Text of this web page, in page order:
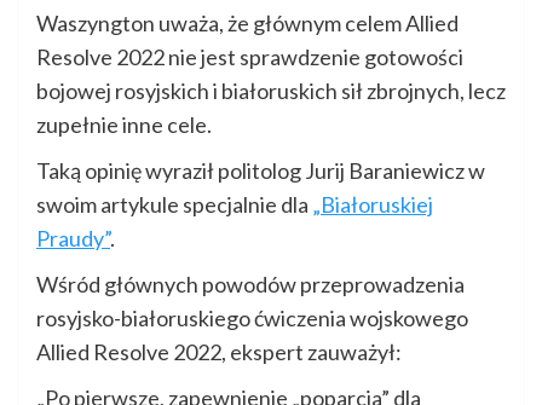
Waszyngton uważa, że głównym celem Allied
Resolve 2022 nie jest sprawdzenie gotowości
bojowej rosyjskich i białoruskich sił zbrojnych, lecz
zupełnie inne cele.
Taką opinię wyraził politolog Jurij Baraniewicz w
swoim artykule specjalnie dla „Białoruskiej
Praudy”.
Wśród głównych powodów przeprowadzenia
rosyjsko-białoruskiego ćwiczenia wojskowego
Allied Resolve 2022, ekspert zauważył:
„Po pierwsze, zapewnienie „poparcia” dla